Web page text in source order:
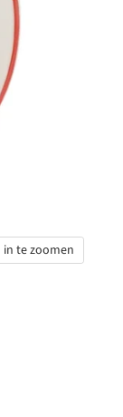
te zoomen